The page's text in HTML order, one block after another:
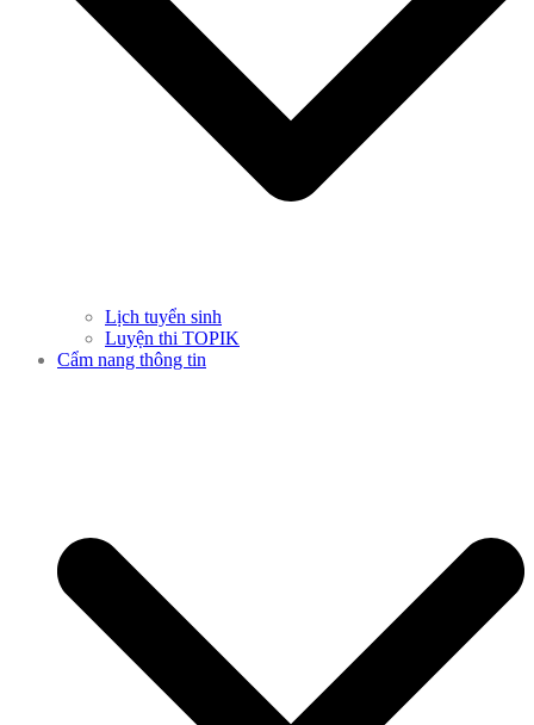
Lịch tuyển sinh
Luyện thi TOPIK
Cẩm nang thông tin